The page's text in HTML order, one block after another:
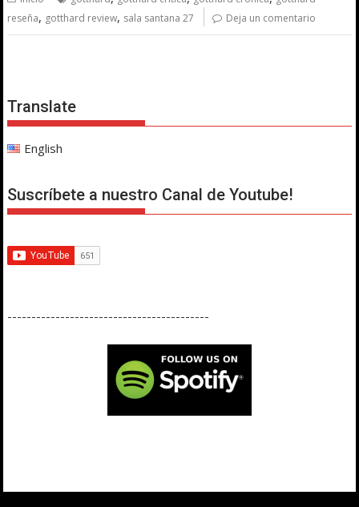
reseña, gotthard review, sala santana 27 Deja un comentario
Translate
English
Suscríbete a nuestro Canal de Youtube!
------------------------------------------